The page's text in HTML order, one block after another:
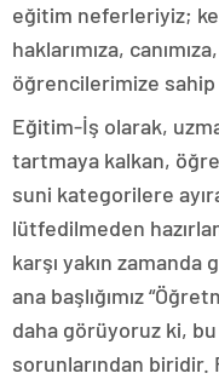
eğitim neferleriyiz;
haklarımıza,
öğrencilerimize sahip
Eğitim-İş olarak,
tartmaya kalkan,
suni kategorilere
lütfedilmeden
karşı yakın
ana başlığımız
daha görüyoruz ki,
sorunlarından biridir.